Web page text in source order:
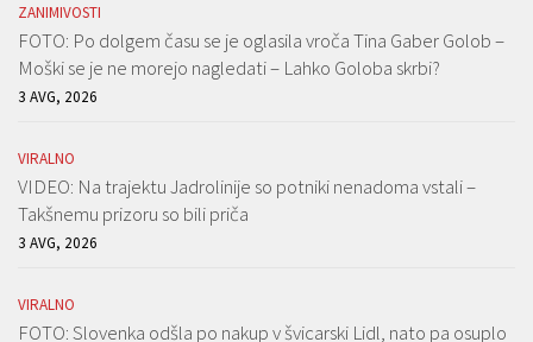
ZANIMIVOSTI
FOTO: Po dolgem času se je oglasila vroča Tina Gaber Golob –
Moški se je ne morejo nagledati – Lahko Goloba skrbi?
3 AVG, 2026
VIRALNO
VIDEO: Na trajektu Jadrolinije so potniki nenadoma vstali –
Takšnemu prizoru so bili priča
3 AVG, 2026
VIRALNO
FOTO: Slovenka odšla po nakup v švicarski Lidl, nato pa osuplo